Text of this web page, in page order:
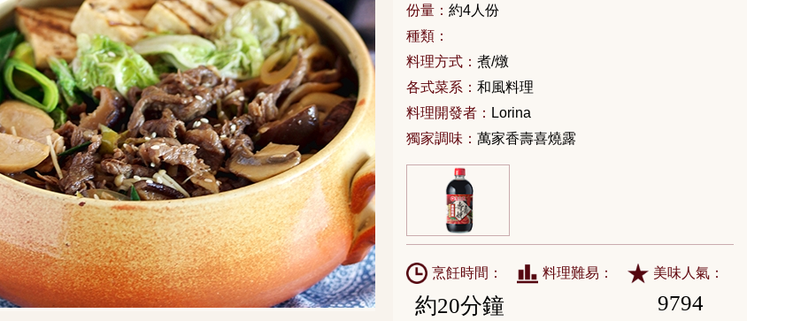
份量： 約4人份
種類：
料理方式： 煮/燉
各式菜系： 和風料理
料理開發者： Lorina
獨家調味： 萬家香壽喜燒露
烹飪時間：
約20分鐘
料理難易： 美味人氣：
9794